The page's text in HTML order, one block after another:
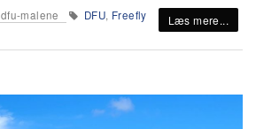
dfu-malene DFU, Freefly Læs mere...